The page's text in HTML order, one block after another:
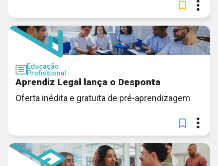
Educação
Profissional
Aprendiz Legal lança o Desponta
Oferta inédita e gratuita de pré-aprendizagem